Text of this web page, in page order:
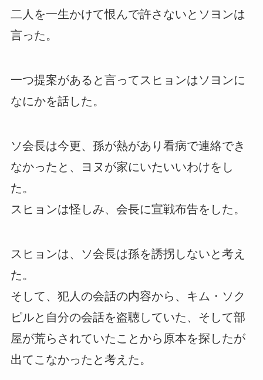
二人を一生かけて恨んで許さないとソヨンは
言った。
一つ提案があると言ってスヒョンはソヨンに
なにかを話した。
ソ会長は今更、孫が熱があり看病で連絡でき
なかったと、ヨヌが家にいたいいわけをし
た。
スヒョンは怪しみ、会長に宣戦布告をした。
スヒョンは、ソ会長は孫を誘拐しないと考え
た。
そして、犯人の会話の内容から、キム・ソク
ピルと自分の会話を盗聴していた、そして部
屋が荒らされていたことから原本を探したが
出てこなかったと考えた。